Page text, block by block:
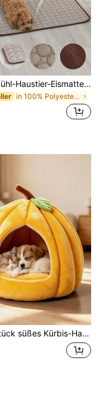
1 Stück Kühl-Haustier-Eismatte, atmungsaktive Eisseide-Auflage geeignet für kleine, mittlere und große Haustiere, Katzen-Bettmatte
in 100% Polyester Haustierbett & Kistenmatte
weiches warmes Nest mit abnehmbarer Matratze, Halloween-Heimdekoration, gemütliches Indoor-Versteck für Katzen, kleine und mittlere Hunde & Kaninchen, ideales Geschenk für Haustierliebhaber